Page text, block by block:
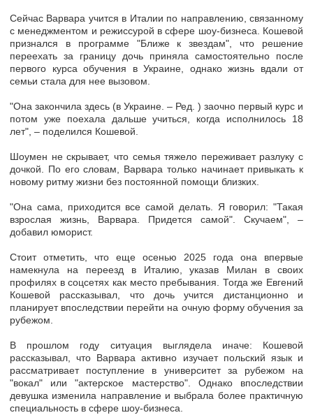
Сейчас Варвара учится в Италии по направлению, связанному
с менеджментом и режиссурой в сфере шоу-бизнеса. Кошевой
признался в программе "Ближе к звездам", что решение
переехать за границу дочь приняла самостоятельно после
первого курса обучения в Украине, однако жизнь вдали от
семьи стала для нее вызовом.
"Она закончила здесь (в Украине. – Ред. ) заочно первый курс и
потом уже поехала дальше учиться, когда исполнилось 18
лет", – поделился Кошевой.
Шоумен не скрывает, что семья тяжело переживает разлуку с
дочкой. По его словам, Варвара только начинает привыкать к
новому ритму жизни без постоянной помощи близких.
"Она сама, приходится все самой делать. Я говорил: "Такая
взрослая жизнь, Варвара. Придется самой". Скучаем", –
добавил юморист.
Стоит отметить, что еще осенью 2025 года она впервые
намекнула на переезд в Италию, указав Милан в своих
профилях в соцсетях как место пребывания. Тогда же Евгений
Кошевой рассказывал, что дочь учится дистанционно и
планирует впоследствии перейти на очную форму обучения за
рубежом.
В прошлом году ситуация выглядела иначе: Кошевой
рассказывал, что Варвара активно изучает польский языки
рассматривает поступление в университет за рубежом на
"вокал" или "актерское мастерство". Однако впоследствии
девушка изменила направление и выбрала более практичную
специальность в сфере шоу-бизнеса.